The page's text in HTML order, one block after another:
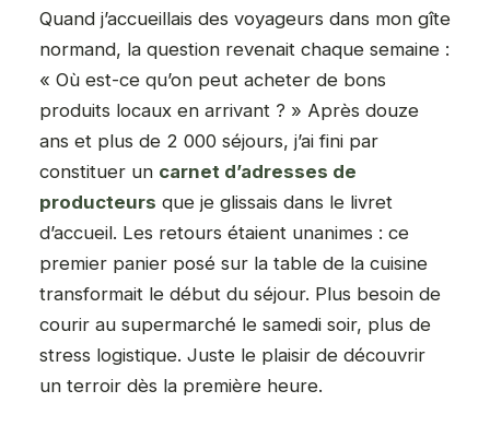
Quand j’accueillais des voyageurs dans mon gîte
normand, la question revenait chaque semaine :
« Où est-ce qu’on peut acheter de bons
produits locaux en arrivant ? » Après douze
ans et plus de 2 000 séjours, j’ai fini par
constituer un carnet d’adresses de
producteurs que je glissais dans le livret
d’accueil. Les retours étaient unanimes : ce
premier panier posé sur la table de la cuisine
transformait le début du séjour. Plus besoin de
courir au supermarché le samedi soir, plus de
stress logistique. Juste le plaisir de découvrir
un terroir dès la première heure.